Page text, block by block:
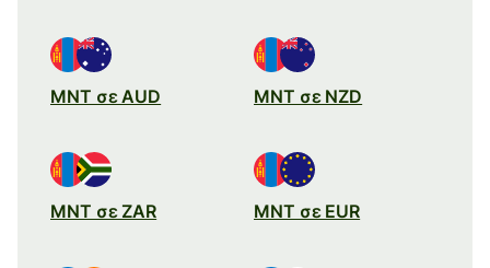
MNT σε AUD MNT σε NZD
MNT σε ZAR MNT σε EUR